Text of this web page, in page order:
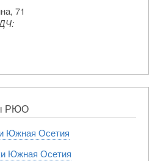
71
РЮО
Южная Осетия
Южная Осетия